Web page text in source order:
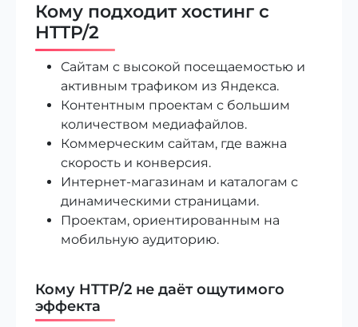
Кому подходит хостинг с
HTTP/2
Сайтам с высокой посещаемостью и
активным трафиком из Яндекса.
Контентным проектам с большим
количеством медиафайлов.
Коммерческим сайтам, где важна
скорость и конверсия.
Интернет-магазинам и каталогам с
динамическими страницами.
Проектам, ориентированным на
мобильную аудиторию.
Кому HTTP/2 не даёт ощутимого
эффекта